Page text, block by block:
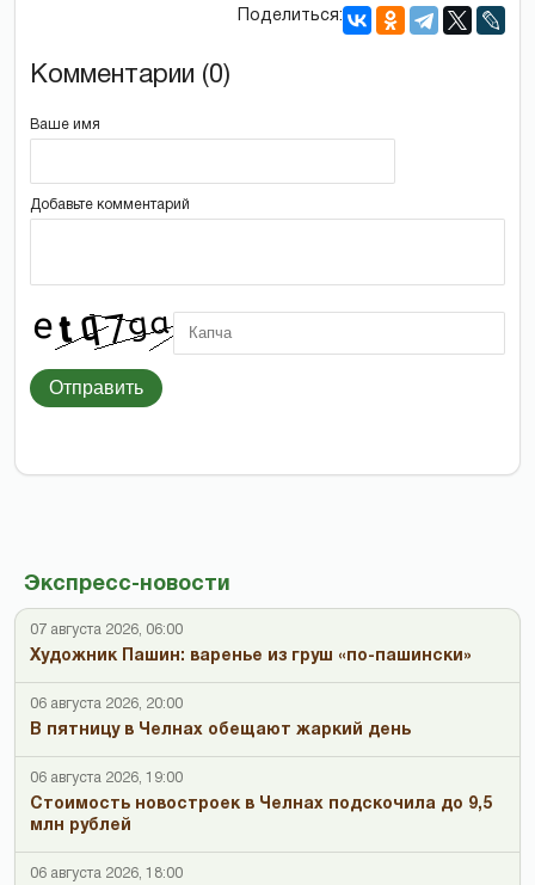
Экспресс-новости
07 августа 2026, 06:00
Художник Пашин: варенье из груш «по-пашински»
06 августа 2026, 20:00
В пятницу в Челнах обещают жаркий день
06 августа 2026, 19:00
Стоимость новостроек в Челнах подскочила до 9,5
млн рублей
06 августа 2026, 18:00
Поделиться:
Комментарии (0)
Ваше имя
Добавьте комментарий
Отправить